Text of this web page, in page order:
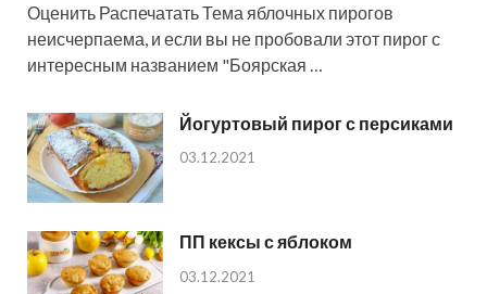
Оценить Распечатать Тема яблочных пирогов
неисчерпаема, и если вы не пробовали этот пирог с
интересным названием "Боярская …
Йогуртовый пирог с персиками
03.12.2021
ПП кексы с яблоком
03.12.2021